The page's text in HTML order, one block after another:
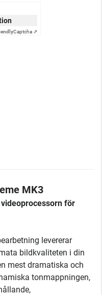
Captcha ⇗
MK3
för
levererar
bildkvaliteten i din
mest dramatiska och
tonmappningen,